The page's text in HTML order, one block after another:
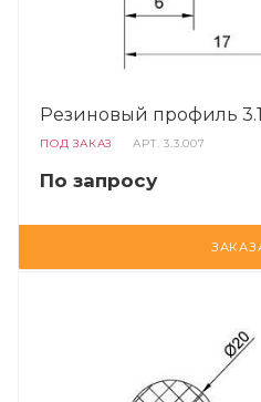
Резиновый профиль
ПОД ЗАКАЗ АРТ.3.3.007
По запросу